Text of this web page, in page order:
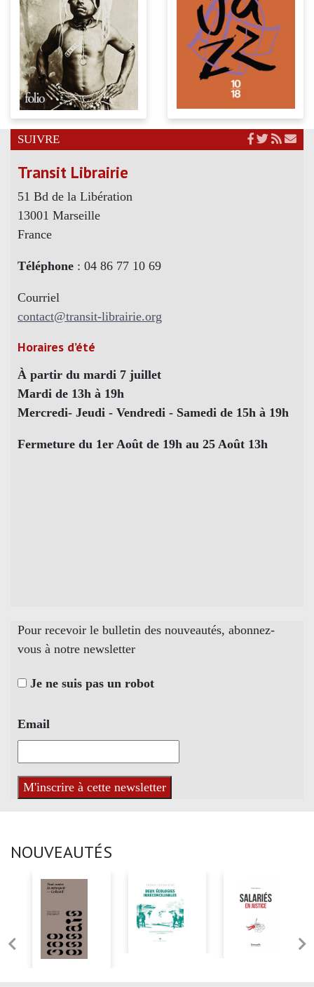
SUIVRE
Transit Librairie
51 Bd de la Libération
13001 Marseille
France
Téléphone : 04 86 77 10 69
Courriel
contact@transit-librairie.org
Horaires d’été
À partir du mardi 7 juillet
Mardi de 13h à 19h
Mercredi- Jeudi - Vendredi - Samedi de 15h à 19h
Fermeture du 1er Août de 19h au 25 Août 13h
Pour recevoir le bulletin des nouveautés, abonnez-
vous à notre newsletter
Je ne suis pas un robot
Email
NOUVEAUTÉS